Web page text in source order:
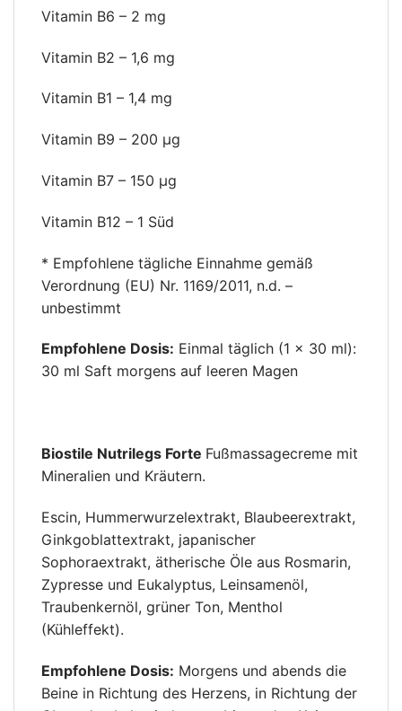
Vitamin B6 – 2 mg
Vitamin B2 – 1,6 mg
Vitamin B1 – 1,4 mg
Vitamin B9 – 200 µg
Vitamin B7 – 150 µg
Vitamin B12 – 1 Süd
* Empfohlene tägliche Einnahme gemäß
Verordnung (EU) Nr. 1169/2011, n.d. –
unbestimmt
Empfohlene Dosis: Einmal täglich (1 × 30 ml):
30 ml Saft morgens auf leeren Magen
Biostile Nutrilegs Forte Fußmassagecreme mit
Mineralien und Kräutern.
Escin, Hummerwurzelextrakt, Blaubeerextrakt,
Ginkgoblattextrakt, japanischer
Sophoraextrakt, ätherische Öle aus Rosmarin,
Zypresse und Eukalyptus, Leinsamenöl,
Traubenkernöl, grüner Ton, Menthol
(Kühleffekt).
Empfohlene Dosis: Morgens und abends die
Beine in Richtung des Herzens, in Richtung der